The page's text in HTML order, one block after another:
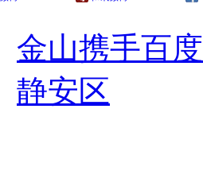
金山携手百
静安区